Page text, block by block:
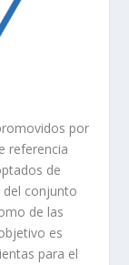
por
referencia
de
del conjunto
de las
es
para el